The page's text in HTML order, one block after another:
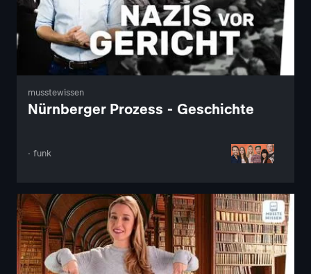
musstewissen
Nürnberger Prozess - Geschichte
· funk